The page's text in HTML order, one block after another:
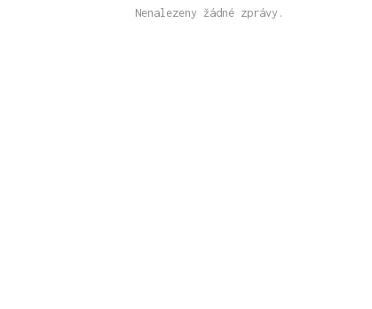
Nenalezeny žádné zprávy.